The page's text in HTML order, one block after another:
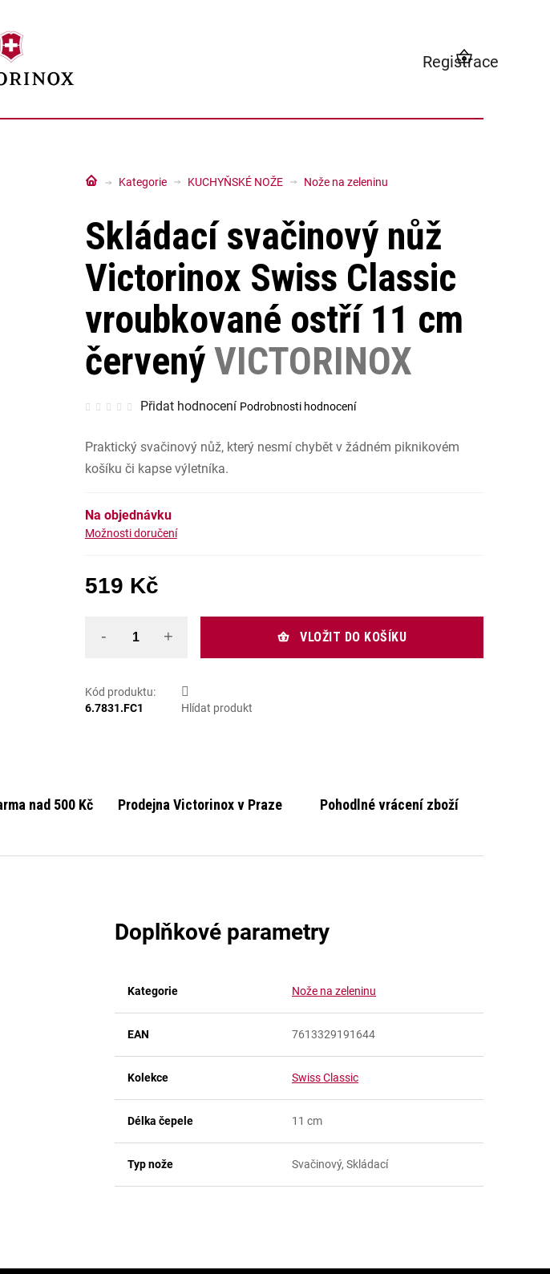
Registrace
NÁKUPNÍ
KOŠÍK
DomůKategorie KUCHYŇSKÉ NOŽE Nože na zeleninu
Skládací svačinový nůž
Victorinox Swiss Classic
vroubkované ostří 11 cm
červenýVICTORINOX
Průměrné
hodnocení
z
5
hvězdiček.
Přidat hodnocení Podrobnosti hodnocení
Praktický svačinový nůž, který nesmí chybět v žádném piknikovém
košíku či kapse výletníka.
Na objednávku
Možnosti doručení
519 Kč
VLOŽIT DO KOŠÍKU
Kód produktu:
6.7831.FC1
Hlídat produkt
nad 500 Kč Prodejna Victorinox v Praze Pohodlné vrácení zboží
Doplňkové parametry
Kategorie Nože na zeleninu
EAN 7613329191644
Kolekce Swiss Classic
Délka čepele 11 cm
Typ nože Svačinový, Skládací